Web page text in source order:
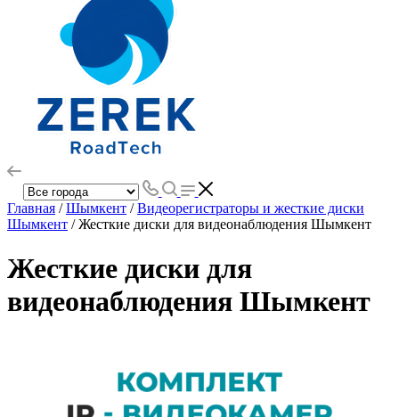
Главная /Шымкент /Видеорегистраторы и жесткие диски
Шымкент / Жесткие диски для видеонаблюдения Шымкент
Жесткие диски для
видеонаблюдения Шымкент